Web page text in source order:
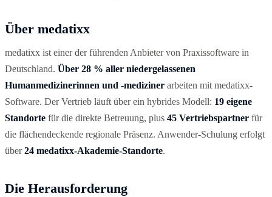
Über medatixx
medatixx ist einer der führenden Anbieter von Praxissoftware in
Deutschland. Über 28 % aller niedergelassenen
Humanmedizinerinnen und -mediziner arbeiten mit medatixx-
Software. Der Vertrieb läuft über ein hybrides Modell: 19 eigene
Standorte für die direkte Betreuung, plus 45 Vertriebspartner für
die flächendeckende regionale Präsenz. Anwender-Schulung erfolgt
über24 medatixx-Akademie-Standorte.
Die Herausforderung